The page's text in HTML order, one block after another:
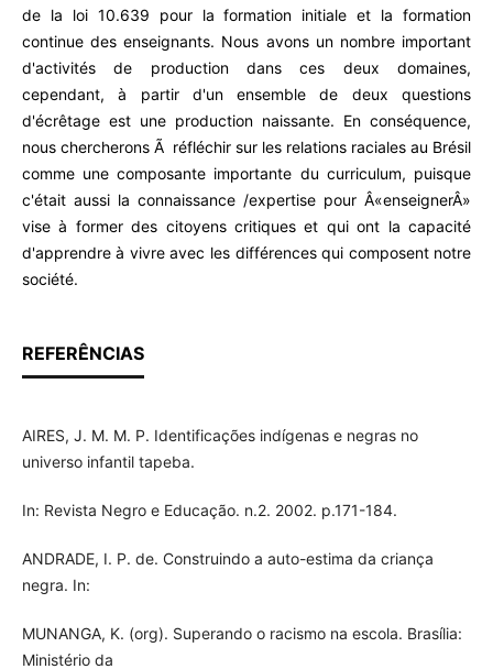
de la loi 10.639 pour la formation initiale et la formation
continue des enseignants. Nous avons un nombre important
d'activités de production dans ces deux domaines,
cependant, à partir d'un ensemble de deux questions
d'écrêtage est une production naissante. En conséquence,
nous chercherons Ã réfléchir sur les relations raciales au Brésil
comme une composante importante du curriculum, puisque
c'était aussi la connaissance /expertise pour Â«enseignerÂ»
vise à former des citoyens critiques et qui ont la capacité
d'apprendre à vivre avec les différences qui composent notre
société.
REFERÊNCIAS
AIRES, J. M. M. P. Identificações indígenas e negras no
universo infantil tapeba.
In: Revista Negro e Educação. n.2. 2002. p.171-184.
ANDRADE, I. P. de. Construindo a auto-estima da criança
negra. In:
MUNANGA, K. (org). Superando o racismo na escola. Brasília:
Ministério da